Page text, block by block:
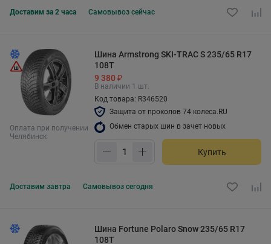
Доставим за 2 часа Самовывоз сейчас
Оплата при получении
Челябинск
Шина Armstrong SKI-TRAC S 235/65 R17
108T
9 380 ₽
В наличии 1 шт.
Код товара: R346520
Защита от проколов 74 колеса.RU
Обмен старых шин в зачет новых
Купить
Доставим завтра Самовывоз сегодня
Шина Fortune Polaro Snow 235/65 R17
108T